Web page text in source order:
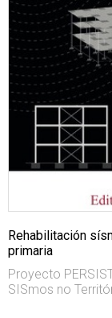
Rehabilitación
primaria
Proyecto
SISmos no